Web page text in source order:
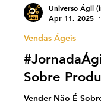
Apr 11, 2025
Vendas Ágeis
Sobre